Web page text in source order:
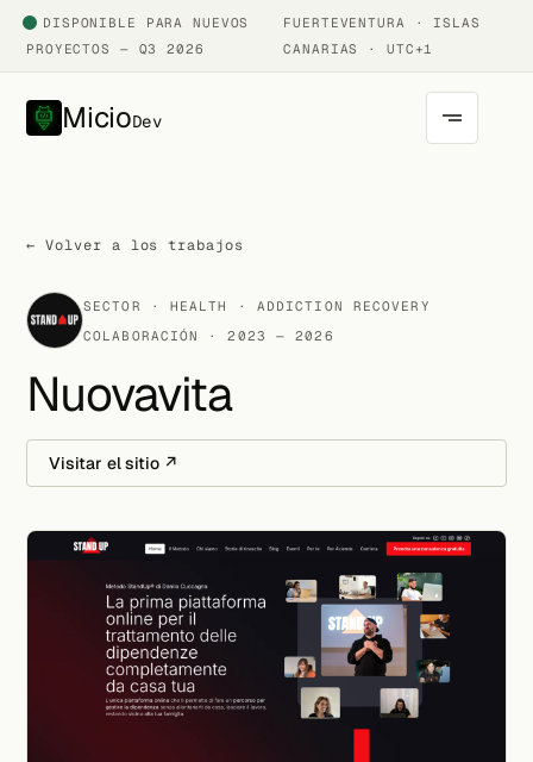
DISPONIBLE PARA NUEVOS
PROYECTOS — Q3 2026
FUERTEVENTURA · ISLAS
CANARIAS · UTC+1
MicioDev
← Volver a los trabajos
SECTOR · HEALTH · ADDICTION RECOVERY
COLABORACIÓN · 2023 — 2026
Nuovavita
Visitar el sitio ↗